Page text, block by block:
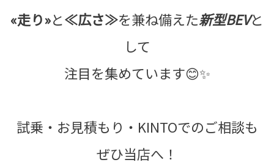
«走り»と≪広さ≫を兼ね備えた新型BEVと
して
注目を集めています😊✨
試乗・お見積もり・KINTOでのご相談も
ぜひ当店へ！